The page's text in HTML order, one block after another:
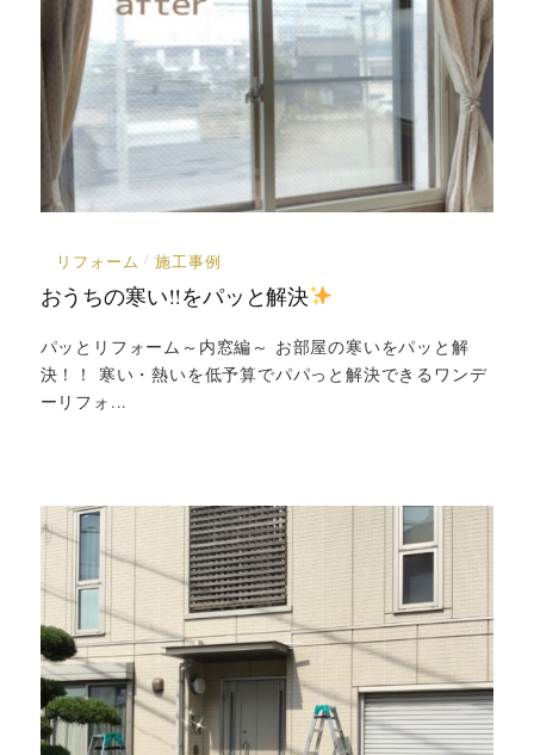
リフォーム / 施工事例
おうちの寒い!!をパッと解決
パッとリフォーム～内窓編～ お部屋の寒いをパッと解
決！！ 寒い・熱いを低予算でパパっと解決できるワンデ
ーリフォ...